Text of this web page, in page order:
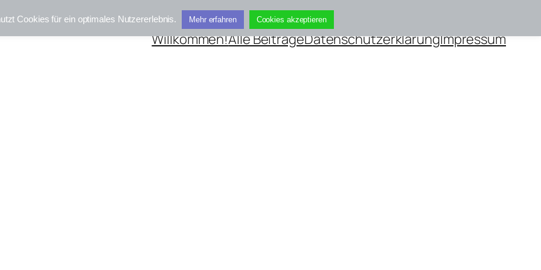
Willkommen!Alle BeiträgeDatenschutzerklärungImpressum
Cookies für ein optimales Nutzererlebnis. Mehr erfahren Cookies akzeptieren